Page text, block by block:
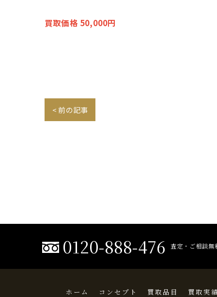
買取価格 50,000円
< 前の記事
0120-888-476 査定・ご相談無
ホーム コンセプト 買取品目
買取実